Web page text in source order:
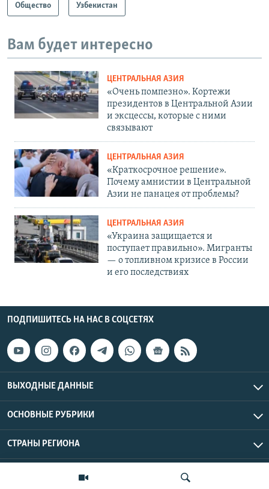
Общество Узбекистан
Вам будет интересно
ЦЕНТРАЛЬНАЯ АЗИЯ
«Очень помпезно». Кортежи
президентов в Центральной Азии
и эксцессы, которые с ними
связывают
ЦЕНТРАЛЬНАЯ АЗИЯ
«Краткосрочное решение».
Почему амнистии в Центральной
Азии не панацея от проблемы?
ЦЕНТРАЛЬНАЯ АЗИЯ
«Украина защищается и
поступает правильно». Мигранты
— о топливном кризисе в России
и его последствиях
ПОДПИШИТЕСЬ НА НАС В СОЦСЕТЯХ
ВЫХОДНЫЕ ДАННЫЕ
ОСНОВНЫЕ РУБРИКИ
СТРАНЫ РЕГИОНА
Азаттык Азия © 2026 RFE/RL, Inc. | Все права защищены.